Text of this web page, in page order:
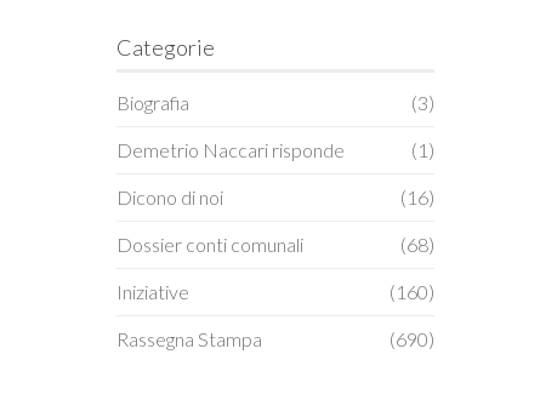
Categorie
Biografia (3)
Demetrio Naccari risponde (1)
Dicono di noi (16)
Dossier conti comunali (68)
Iniziative (160)
Rassegna Stampa (690)